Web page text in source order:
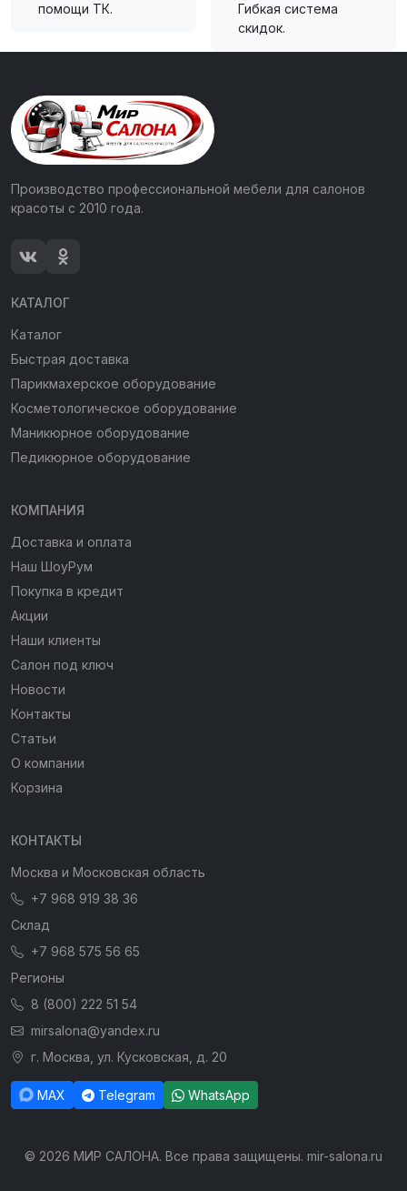
помощи ТК.
Гибкая система
скидок.
Производство профессиональной мебели для салонов
красоты с 2010 года.
КАТАЛОГ
Каталог
Быстрая доставка
Парикмахерское оборудование
Косметологическое оборудование
Маникюрное оборудование
Педикюрное оборудование
КОМПАНИЯ
Доставка и оплата
Наш ШоуРум
Покупка в кредит
Акции
Наши клиенты
Салон под ключ
Новости
Контакты
Статьи
О компании
Корзина
КОНТАКТЫ
Москва и Московская область
+7 968 919 38 36
Склад
+7 968 575 56 65
Регионы
8 (800) 222 51 54
mirsalona@yandex.ru
г. Москва, ул. Кусковская, д. 20
MAX Telegram WhatsApp
© 2026 МИР САЛОНА. Все права защищены. mir-salona.ru